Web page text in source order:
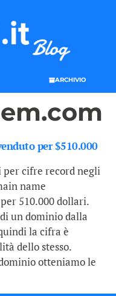
ARCHIVIO
per $510.000
cifre record negli
name
510.000 dollari.
un dominio dalla
la cifra è
dello stesso.
otteniamo le